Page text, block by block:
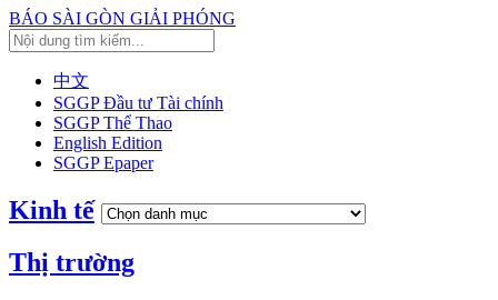
BÁO SÀI GÒN GIẢI PHÓNG
中文
SGGP Đầu tư Tài chính
SGGP Thể Thao
English Edition
SGGP Epaper
Kinh tế
Thị trường